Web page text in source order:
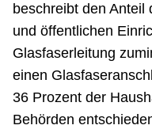
beschreibt den Anteil
und öffentlichen
Glasfaserleitung
einen
36 Prozent der
Behörden